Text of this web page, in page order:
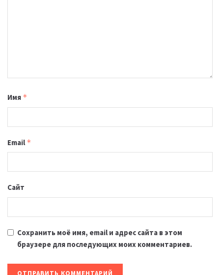
Имя *
Email *
Сайт
Сохранить моё имя, email и адрес сайта в этом
браузере для последующих моих комментариев.